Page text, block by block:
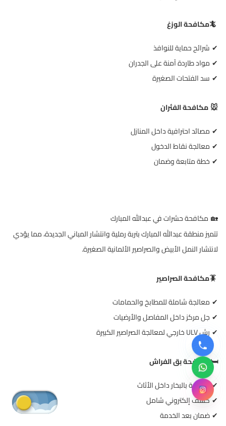
🦎مكافحة الوزغ
✔ شرائح حماية للنوافذ
✔ مواد طاردة آمنة على الجدران
✔ سد الفتحات الصغيرة
🐭 مكافحة الفئران
✔ مصائد احترافية داخل المنازل
✔ معالجة نقاط الدخول
✔ خطة متابعة وضمان
🏡 مكافحة حشرات في عبدالله المبارك
تتميز منطقة عبدالله المبارك بتربة رملية وانتشار المباني الجديدة، مما يؤدي
لانتشار النمل الأبيض والصراصير الألمانية الصغيرة.
🪳مكافحة الصراصير
✔ معالجة شاملة للمطابخ والحمامات
✔ جل مركز داخل المفاصل والأرضيات
✔ رشULVخارجي لمعالجة الصراصير الكبيرة
🛏
️مكافحة بق الفراش
✔ معالجة بالبخار داخل الأثاث
✔ كشف إلكتروني شامل
✔ ضمان بعد الخدمة